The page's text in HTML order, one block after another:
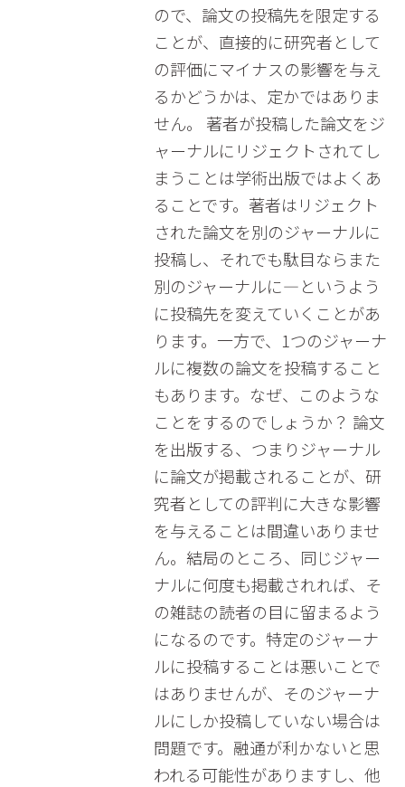
ので、論文の投稿先を限定する
ことが、直接的に研究者として
の評価にマイナスの影響を与え
るかどうかは、定かではありま
せん。 著者が投稿した論文をジ
ャーナルにリジェクトされてし
まうことは学術出版ではよくあ
ることです。著者はリジェクト
された論文を別のジャーナルに
投稿し、それでも駄目ならまた
別のジャーナルに―というよう
に投稿先を変えていくことがあ
ります。一方で、1つのジャーナ
ルに複数の論文を投稿すること
もあります。なぜ、このような
ことをするのでしょうか？ 論文
を出版する、つまりジャーナル
に論文が掲載されることが、研
究者としての評判に大きな影響
を与えることは間違いありませ
ん。結局のところ、同じジャー
ナルに何度も掲載されれば、そ
の雑誌の読者の目に留まるよう
になるのです。特定のジャーナ
ルに投稿することは悪いことで
はありませんが、そのジャーナ
ルにしか投稿していない場合は
問題です。融通が利かないと思
われる可能性がありますし、他